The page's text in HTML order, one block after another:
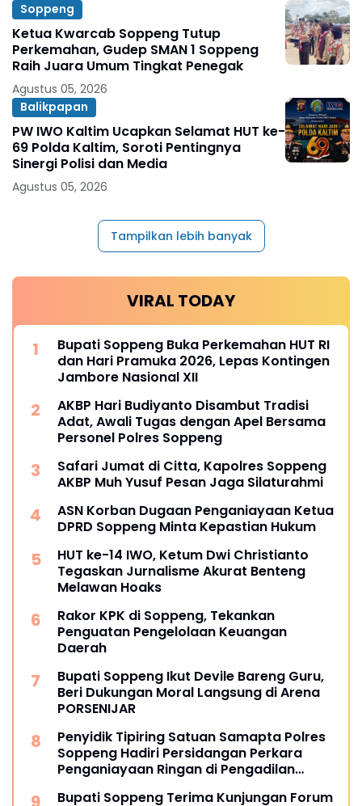
Soppeng
Ketua Kwarcab Soppeng Tutup
Perkemahan, Gudep SMAN 1 Soppeng
Raih Juara Umum Tingkat Penegak
Agustus 05, 2026
Balikpapan
PW IWO Kaltim Ucapkan Selamat HUT ke-
69 Polda Kaltim, Soroti Pentingnya
Sinergi Polisi dan Media
Agustus 05, 2026
Tampilkan lebih banyak
VIRAL TODAY
Bupati Soppeng Buka Perkemahan HUT RI
dan Hari Pramuka 2026, Lepas Kontingen
Jambore Nasional XII
AKBP Hari Budiyanto Disambut Tradisi
Adat, Awali Tugas dengan Apel Bersama
Personel Polres Soppeng
Safari Jumat di Citta, Kapolres Soppeng
AKBP Muh Yusuf Pesan Jaga Silaturahmi
ASN Korban Dugaan Penganiayaan Ketua
DPRD Soppeng Minta Kepastian Hukum
HUT ke-14 IWO, Ketum Dwi Christianto
Tegaskan Jurnalisme Akurat Benteng
Melawan Hoaks
Rakor KPK di Soppeng, Tekankan
Penguatan Pengelolaan Keuangan
Daerah
Bupati Soppeng Ikut Devile Bareng Guru,
Beri Dukungan Moral Langsung di Arena
PORSENIJAR
Penyidik Tipiring Satuan Samapta Polres
Soppeng Hadiri Persidangan Perkara
Penganiayaan Ringan di Pengadilan
Bupati Soppeng Terima Kunjungan Forum